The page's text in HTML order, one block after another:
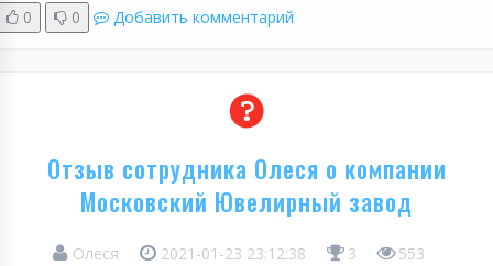
0 0 Добавить комментарий
Отзыв сотрудника Олеся о компании
Московский Ювелирный завод
Олеся 2021-01-23 23:12:38 3 553